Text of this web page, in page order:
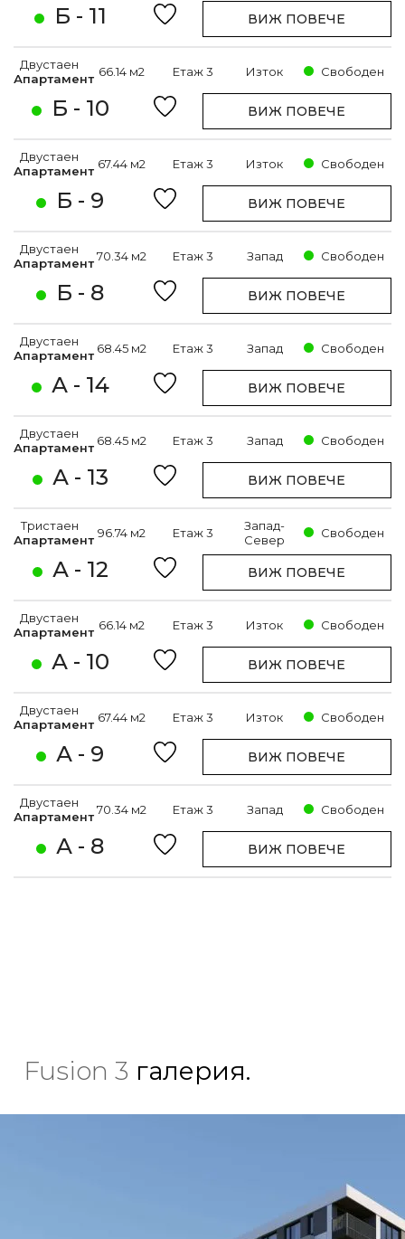
Б - 11 ВИЖ ПОВЕЧЕ
Б - 10
Двустаен
Апартамент 66.14 м2 Етаж 3 Изток Свободен
ВИЖ ПОВЕЧЕ
Б - 9
Двустаен
Апартамент 67.44 м2 Етаж 3 Изток Свободен
ВИЖ ПОВЕЧЕ
Б - 8
Двустаен
Апартамент70.34 м2 Етаж 3 Запад Свободен
ВИЖ ПОВЕЧЕ
А - 14
Двустаен
Апартамент 68.45 м2 Етаж 3 Запад Свободен
ВИЖ ПОВЕЧЕ
А - 13
Двустаен
Апартамент 68.45 м2 Етаж 3 Запад Свободен
ВИЖ ПОВЕЧЕ
А - 12
Тристаен
Апартамент 96.74 м2 Етаж 3
Запад-
Север
Свободен
ВИЖ ПОВЕЧЕ
А - 10
Двустаен
Апартамент 66.14 м2 Етаж 3 Изток Свободен
ВИЖ ПОВЕЧЕ
А - 9
Двустаен
Апартамент 67.44 м2 Етаж 3 Изток Свободен
ВИЖ ПОВЕЧЕ
А - 8
Двустаен
Апартамент70.34 м2 Етаж 3 Запад Свободен
ВИЖ ПОВЕЧЕ
Fusion 3 галерия.